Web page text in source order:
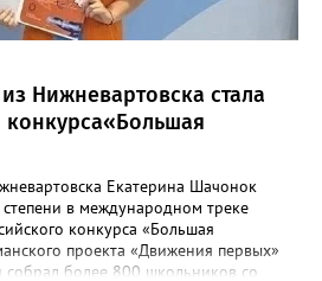
Нижневартовска стала
конкурса«Большая
Екатерина Шачонок
в международном треке
конкурса «Большая
проекта «Движения первых»
более 800 школьников со